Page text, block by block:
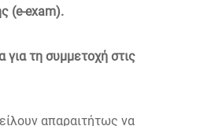
(e-exam).
για τη συμμετοχή στις
απαραιτήτως να